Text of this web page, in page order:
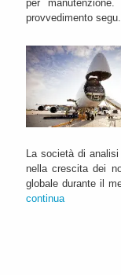
per
provvedimento
La società di
nella crescita dei
globale durante il
continua